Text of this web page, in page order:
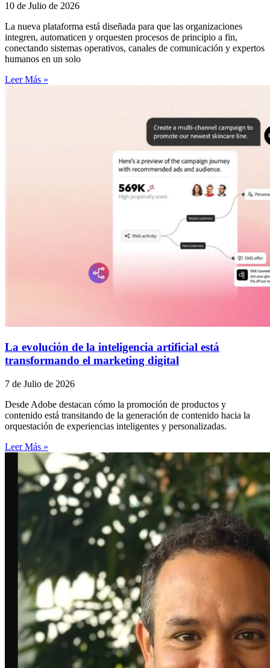
10 de Julio de 2026
La nueva plataforma está diseñada para que las organizaciones
integren, automaticen y orquesten procesos de principio a fin,
conectando sistemas operativos, canales de comunicación y expertos
humanos en un solo
Leer Más »
La evolución de la inteligencia artificial está
transformando el marketing digital
7 de Julio de 2026
Desde Adobe destacan cómo la promoción de productos y
contenido está transitando de la generación de contenido hacia la
orquestación de experiencias inteligentes y personalizadas.
Leer Más »